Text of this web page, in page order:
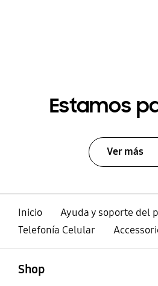
Estamos
Ver más
Inicio
Ayuda y soporte del
Telefonía Celular
Shop